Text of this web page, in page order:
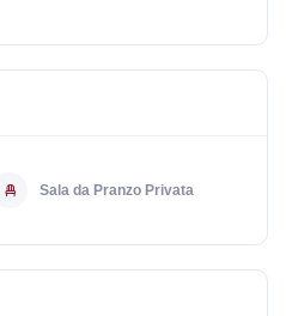
Sala da Pranzo Privata